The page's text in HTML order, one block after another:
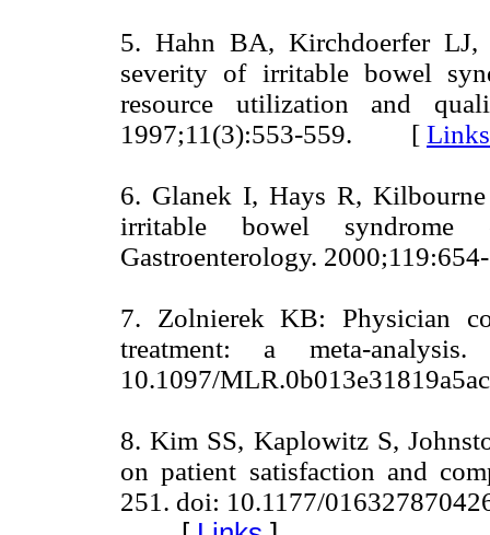
5. Hahn BA, Kirchdoerfer LJ,
severity of irritable bowel
resource utilization and
1997;11(3):553-559. [ Links
6. Glanek I, Hays R,
irritable bowel
Gastroenterology.
7. Zolnierek KB: Physician
treatment: a meta-
10.1097/
8. Kim SS, Kaplowitz S,
on patient satisfaction and
251. doi: 10.1177/